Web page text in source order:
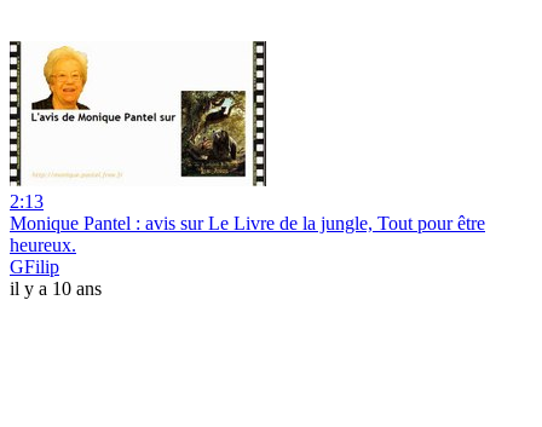
2:13
Monique Pantel : avis sur Le Livre de la jungle, Tout pour être
heureux.
GFilip
il y a 10 ans